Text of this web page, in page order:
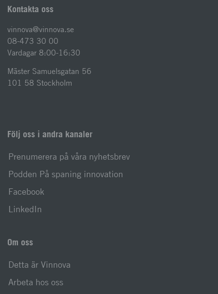
Kontakta oss
vinnova@vinnova.se
08-473 30 00
Vardagar 8:00-16:30
Mäster Samuelsgatan 56
101 58 Stockholm
Följ oss i andra kanaler
Prenumerera på våra nyhetsbrev
Podden På spaning innovation
Facebook
LinkedIn
Om oss
Detta är Vinnova
Arbeta hos oss